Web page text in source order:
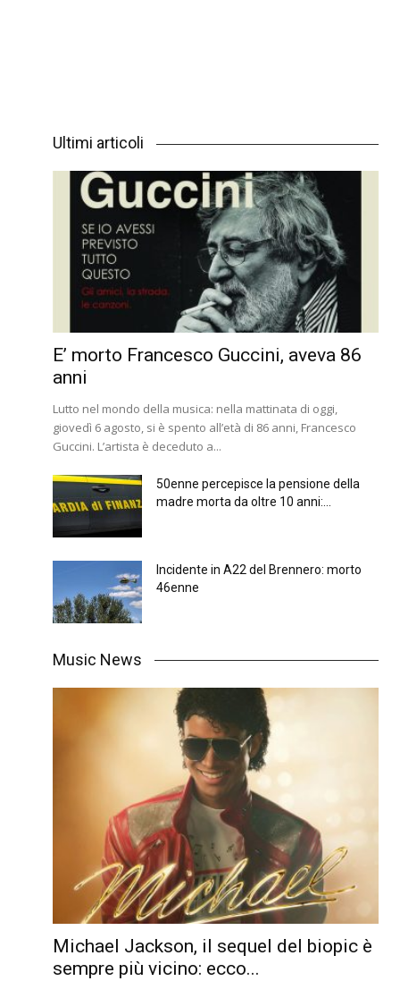
Ultimi articoli
E’ morto Francesco Guccini, aveva 86
anni
Lutto nel mondo della musica: nella mattinata di oggi,
giovedì 6 agosto, si è spento all’età di 86 anni, Francesco
Guccini. L’artista è deceduto a...
50enne percepisce la pensione della
madre morta da oltre 10 anni:...
Incidente in A22 del Brennero: morto
46enne
Music News
Michael Jackson, il sequel del biopic è
sempre più vicino: ecco...